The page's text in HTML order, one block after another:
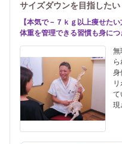
サイズダウンを目指したい
【本気で－７ｋｇ以上痩せた
体重を管理できる習慣も身に
無
身
て
現